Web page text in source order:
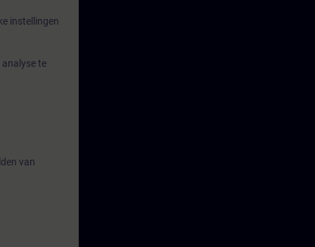
instellingen
analyse te
van